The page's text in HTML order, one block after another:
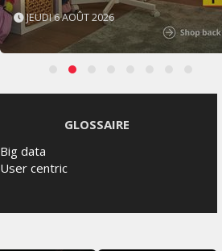
JEUDI 6 AOÛT 2026
GLOSSAIRE
Big data
User centric